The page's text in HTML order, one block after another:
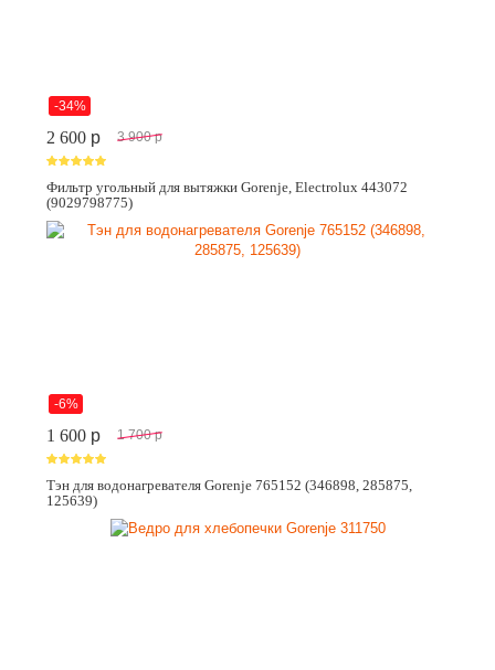
-34%
2 600 p 3 900 p
Фильтр угольный для вытяжки Gorenje, Electrolux 443072
(9029798775)
-6%
1 600 p 1 700 p
Тэн для водонагревателя Gorenje 765152 (346898, 285875,
125639)